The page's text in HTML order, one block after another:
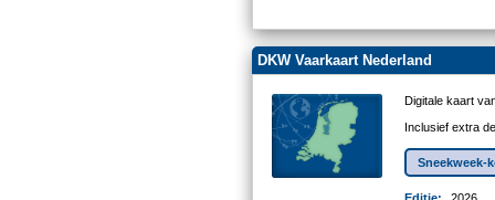
DKW Vaarkaart Nederland
Digitale kaart
Inclusief extra
Sneekweek-